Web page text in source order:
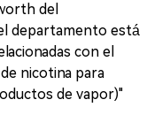
del
departamento está
con el
nicotina para
de vapor)"